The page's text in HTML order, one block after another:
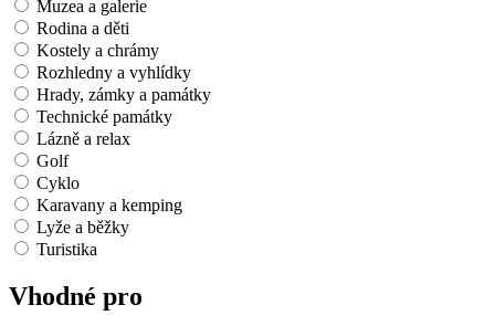
Muzea a galerie
Rodina a děti
Kostely a chrámy
Rozhledny a vyhlídky
Hrady, zámky a památky
Technické památky
Lázně a relax
Golf
Cyklo
Karavany a kemping
Lyže a běžky
Turistika
Vhodné pro